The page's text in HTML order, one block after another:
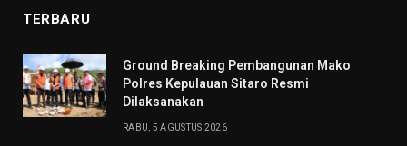
TERBARU
Ground Breaking Pembangunan Mako
Polres Kepulauan Sitaro Resmi
Dilaksanakan
RABU, 5 AGUSTUS 2026